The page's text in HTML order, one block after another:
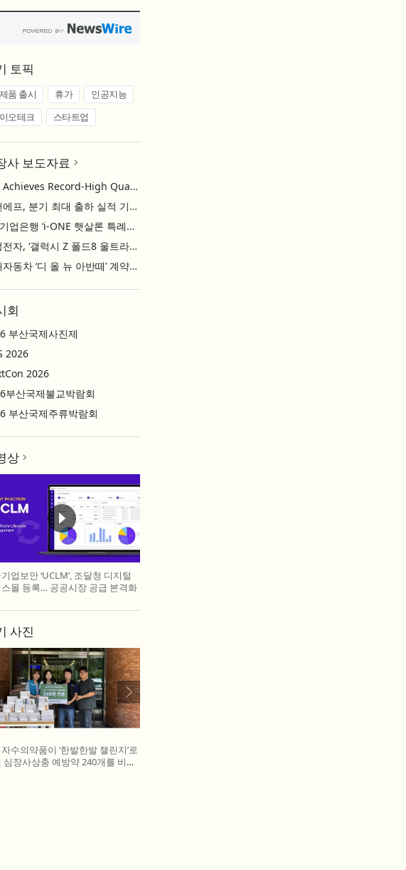
토픽
품 출시 휴가
인공지능
오테크
스타트업
사 보도자료
L&F Achieves Record-High Quarterly Shipments, Begins LFP Supply for North American ESS in Q3 Advancing its Two-Track NCM and LFP Growth Strategy
엘앤에프, 분기 최대 출하 실적 기록… 3분기 북미 ESS향 LFP 공급 착수 NCM+LFP ‘2-Track’ 성장 전략 실현
IBK기업은행 ‘i-ONE 햇살론 특례보증’ 출시
삼성전자, ‘갤럭시 Z 폴드8 울트라·폴드8·플립8’과 ‘갤럭시 워치 울트라2·워치9’ 국내 공식 출시
현대자동차 ‘디 올 뉴 아반떼’ 계약 첫날 1만 대 돌파
회
부산국제사진제
2026
2026
부산국제불교박람회
부산국제주류박람회
상
업보안 ‘UCLM’, 조달청 디지털
몰 등록… 공공시장 공급 본격화
사진
수의약품이 ‘한발한발 챌린지’로
심장사상충 예방약 240개를 비글